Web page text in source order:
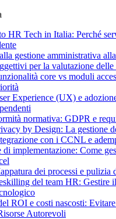
HR Tech in Italia: Perché
gestione amministrativa
per la valutazione
core vs moduli
Experience (UX) e
normativa: GDPR e
by Design: La gestione
con i CCNL e
di implementazione: Come
dei processi e pulizia
del team HR: Gestire
ROI e costi nascosti:
Autorevoli